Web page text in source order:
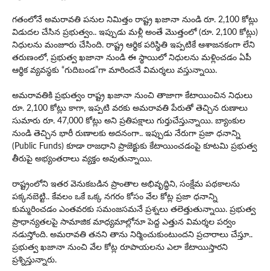
గతంలోనే అమరావతి పనుల నిమిత్తం రాష్ట్ర ఖజానా నుండి రూ. 2,100 కోట్లు
విడుదల చేసిన ప్రభుత్వం.. ఇప్పుడు మళ్లీ అంతే మొత్తంలో (రూ. 2,100 కోట్లు)
నిధులను మంజూరు చేసింది. రాష్ట్ర ఆర్థిక పరిస్థితి ఇప్పటికే ఆశాజనకంగా లేని
తరుణంలో, ప్రభుత్వ ఖజానా నుండి ఈ స్థాయిలో నిధులను మళ్లించడం ఏపీ
ఆర్థిక వ్యవస్థకు “గుదిబండ”గా మారిందనే విమర్శలు వస్తున్నాయి.
అమ‌రావ‌తికి ప్ర‌భుత్వం రాష్ట్ర ఖ‌జానా నుంచి తాజాగా కేటాయించిన నిధులు
రూ. 2,100 కోట్లు కాగా, ఇప్ప‌టి వ‌ర‌కు అమ‌రావ‌తి పేరుతో తెచ్చిన రుణాలు
సుమారు రూ. 47,000 కోట్లు అని ప్ర‌తిప‌క్షాలు గుర్తుచేస్తున్నాయి. బ్యాంకుల
నుండి తెచ్చిన భారీ రుణాలకు అదనంగా.. ఇప్పుడు నేరుగా ప్రజా ధనాన్ని
(Public Funds) కూడా రాజధాని ప్రాజెక్టుకు కేటాయించ‌డంపై కూట‌మి ప్ర‌భుత్వ
తీరుపై అభ్యంత‌రాలు వ్య‌క్తం అవుతున్నాయి.
రాష్ట్రంలోని ఇతర వెనుకబడిన ప్రాంతాల అభివృద్ధిని, సంక్షేమ పథకాలను
పక్కనబెట్టి.. కేవలం ఒకే ఒక్క నగరం కోసం వేల కోట్ల ప్రజా ధనాన్ని
కుమ్మరించడం ఎంతవరకు సమంజసమనే ప్రశ్నలు తలెత్తుతున్నాయి. ప్రభుత్వ
ప్రాధాన్యతలపై సామాజిక మాధ్యమాల్లోనూ పెద్ద ఎత్తున విమర్శల పర్వం
నడుస్తోంది. అమ‌రావ‌తి త‌న‌ని తాను నిర్మించుకుంటుంద‌ని ప్రచారాలు చేస్తూ..
ప్ర‌భుత్వ ఖ‌జానా నుంచి వేల కోట్ల రూపాయ‌ల‌ను ఎలా కేటాయిస్తార‌ని
ప్ర‌శ్నిస్తున్నారు.